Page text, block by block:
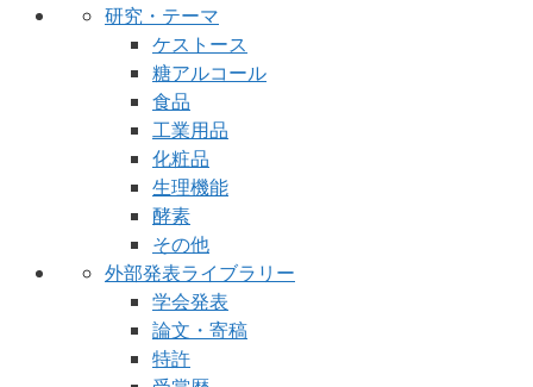
研究・テーマ
ケストース
糖アルコール
食品
工業用品
化粧品
生理機能
酵素
その他
外部発表ライブラリー
学会発表
論文・寄稿
特許